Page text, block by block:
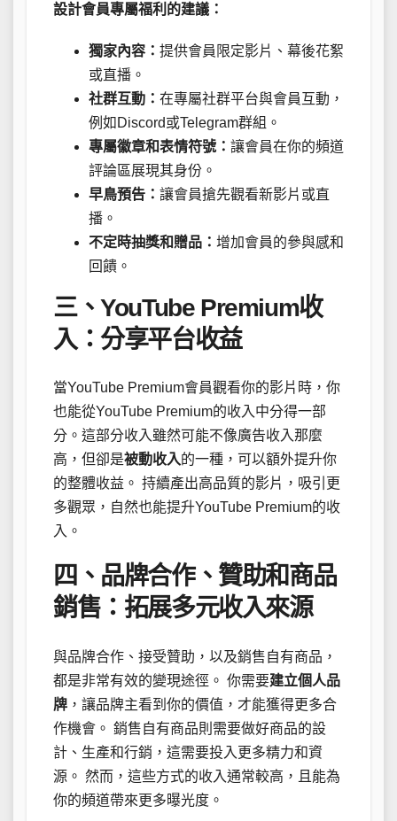
設計會員專屬福利的建議：
獨家內容： 提供會員限定影片、幕後花絮
或直播。
社群互動： 在專屬社群平台與會員互動，
例如Discord或Telegram群組。
專屬徽章和表情符號： 讓會員在你的頻道
評論區展現其身份。
早鳥預告： 讓會員搶先觀看新影片或直
播。
不定時抽獎和贈品： 增加會員的參與感和
回饋。
三、YouTube Premium收
入：分享平台收益
當YouTube Premium會員觀看你的影片時，你
也能從YouTube Premium的收入中分得一部
分。這部分收入雖然可能不像廣告收入那麼
高，但卻是被動收入的一種，可以額外提升你
的整體收益。 持續產出高品質的影片，吸引更
多觀眾，自然也能提升YouTube Premium的收
入。
四、品牌合作、贊助和商品
銷售：拓展多元收入來源
與品牌合作、接受贊助，以及銷售自有商品，
都是非常有效的變現途徑。 你需要建立個人品
牌 ，讓品牌主看到你的價值，才能獲得更多合
作機會。 銷售自有商品則需要做好商品的設
計、生產和行銷，這需要投入更多精力和資
源。 然而，這些方式的收入通常較高，且能為
你的頻道帶來更多曝光度。